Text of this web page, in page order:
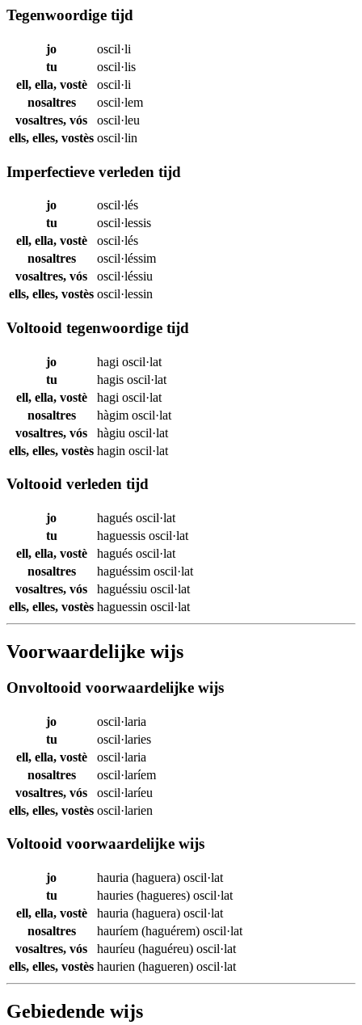
Tegenwoordige tijd
jo
oscil·li
tu
oscil·lis
ell, ella, vostè
oscil·li
nosaltres
oscil·lem
vosaltres, vós
oscil·leu
ells, elles, vostès oscil·lin
Imperfectieve verleden tijd
jo
oscil·lés
tu
oscil·lessis
ell, ella, vostè
oscil·lés
nosaltres
oscil·léssim
vosaltres, vós
oscil·léssiu
ells, elles, vostès oscil·lessin
Voltooid tegenwoordige tijd
jo hagi oscil·lat
tu
hagis oscil·lat
ell, ella, vostè
hagi oscil·lat
nosaltres
hàgim oscil·lat
vosaltres, vós
hàgiu oscil·lat
ells, elles, vostès hagin oscil·lat
Voltooid verleden tijd
jo hagués oscil·lat
tu
haguessis oscil·lat
ell, ella, vostè
hagués oscil·lat
nosaltres
haguéssim oscil·lat
vosaltres, vós
haguéssiu oscil·lat
ells, elles, vostès haguessin oscil·lat
Voorwaardelijke wijs
Onvoltooid voorwaardelijke wijs
jo
oscil·laria
tu
oscil·laries
ell, ella, vostè
oscil·laria
nosaltres
oscil·laríem
vosaltres, vós
oscil·laríeu
ells, elles, vostès oscil·larien
Voltooid voorwaardelijke wijs
jo hauria (haguera) oscil·lat
tu
hauries (hagueres) oscil·lat
ell, ella, vostè
hauria (haguera) oscil·lat
nosaltres
hauríem (haguérem) oscil·lat
vosaltres, vós
hauríeu (haguéreu) oscil·lat
ells, elles, vostès haurien (hagueren) oscil·lat
Gebiedende wijs